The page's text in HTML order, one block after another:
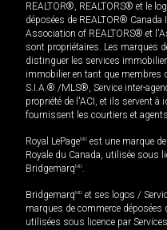
REALTOR®, REALTORS® et le
déposées de REALTOR®
Association of REALTORS® et
sont propriétaires. Les marques
distinguer les services
immobilier en tant que membres
S.I.A.® /MLS®, Service inter-
propriété de l'ACI, et ils servent
fournissent les courtiers et
Royal LePageMD est une marque
Royale du Canada, utilisée sous
BridgemarqMD
BridgemarqMD et ses logos /
marques de commerce
utilisées sous licence par